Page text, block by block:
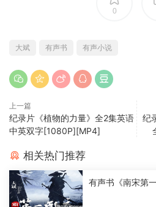
0
大斌 有声书 有声小说
上一篇
纪录片《植物的力量》全2集英语
中英双字[1080P][MP4]
纪
相关热门推荐
有声书《南宋第